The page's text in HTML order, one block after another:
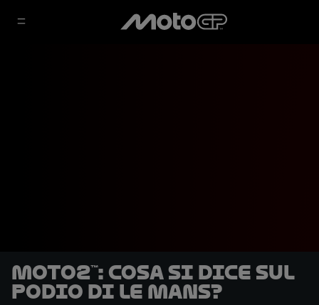
Moto2™: cosa si dice sul
podio di Le Mans?